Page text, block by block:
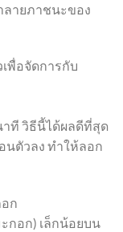
ลายภาชนะของ
พื่อจัดการกับ
ที วิธีนี้ได้ผลดีที่สุด
นตัวลง ทำให้ลอก
ก
กอก) เล็กน้อยบน